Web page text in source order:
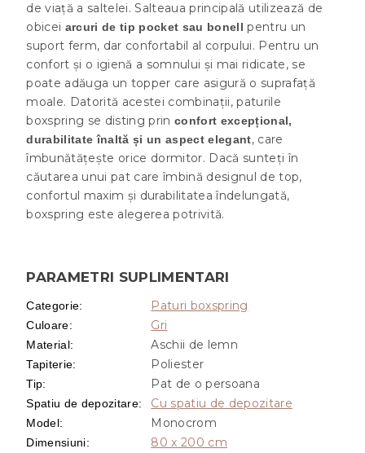
de viață a saltelei. Salteaua principală utilizează de
obicei arcuri de tip pocket sau bonell pentru un
suport ferm, dar confortabil al corpului. Pentru un
confort și o igienă a somnului și mai ridicate, se
poate adăuga un topper care asigură o suprafață
moale. Datorită acestei combinații, paturile
boxspring se disting prin confort excepțional,
durabilitate înaltă și un aspect elegant, care
îmbunătățește orice dormitor. Dacă sunteți în
căutarea unui pat care îmbină designul de top,
confortul maxim și durabilitatea îndelungată,
boxspring este alegerea potrivită.
PARAMETRI SUPLIMENTARI
Categorie: Paturi boxspring
Culoare: Gri
Material: Aschii de lemn
Tapiterie: Poliester
Tip: Pat de o persoana
Spatiu de depozitare: Cu spatiu de depozitare
Model: Monocrom
Dimensiuni: 80 x 200 cm